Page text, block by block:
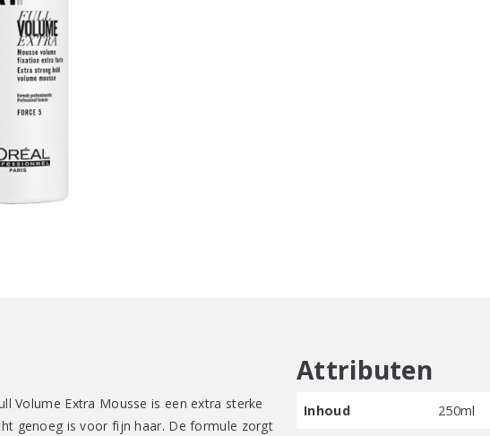
Volume Extra Mousse is een extra sterke
genoeg is voor fijn haar. De formule zorgt
Attributen
Inhoud 250ml